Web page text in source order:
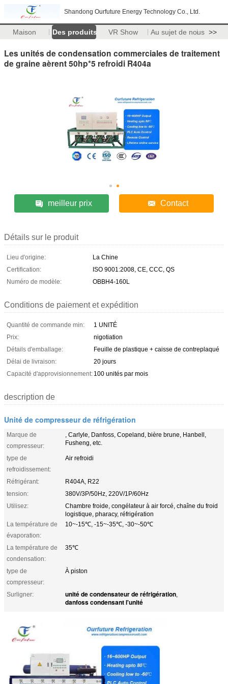
Shandong Ourfuture Energy Technology Co., Ltd.
Maison Des produits VR Show Au sujet de nous >>
Les unités de condensation commerciales de traitement
de graine aèrent 50hp*5 refroidi R404a
meilleur prix Contact
Détails sur le produit
Lieu d'origine:
La Chine
Certification:
ISO 9001:2008, CE, CCC, QS
Numéro de modèle:
OBBH4-160L
Conditions de paiement et expédition
Quantité de commande min:
1 UNITÉ
Prix:
nigotiation
Détails d'emballage:
Feuille de plastique + caisse de contreplaqué
Délai de livraison:
20 jours
Capacité d'approvisionnement: 100 unités par mois
description de
Unité de compresseur de réfrigération
Marque de
compresseur:
, Carlyle, Danfoss, Copeland, bière brune, Hanbell,
Fusheng, etc.
type de
refroidissement:
Air refroidi
Réfrigérant:
R404A, R22
tension:
380V/3P/50Hz, 220V/1P/60Hz
Utilisez:
Chambre froide, congélateur à air forcé, chaîne du froid
logistique, pharacy, réfrigération
La température de
évaporation:
10~-15℃, -15~-35℃, -30~-50℃
La température de
condensation:
35℃
type de
compresseur:
À piston
Surligner: unité de condensateur de réfrigération,
danfoss condensant l'unité